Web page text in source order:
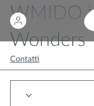
WMIDO
Wonders
Contatti